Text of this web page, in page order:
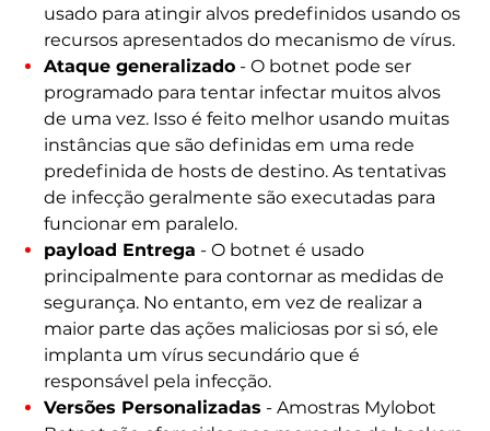
usado para atingir alvos predefinidos usando os
recursos apresentados do mecanismo de vírus.
Ataque generalizado- O botnet pode ser
programado para tentar infectar muitos alvos
de uma vez. Isso é feito melhor usando muitas
instâncias que são definidas em uma rede
predefinida de hosts de destino. As tentativas
de infecção geralmente são executadas para
funcionar em paralelo.
payload Entrega - O botnet é usado
principalmente para contornar as medidas de
segurança. No entanto, em vez de realizar a
maior parte das ações maliciosas por si só, ele
implanta um vírus secundário que é
responsável pela infecção.
Versões Personalizadas - Amostras Mylobot